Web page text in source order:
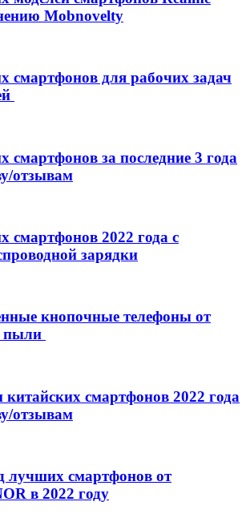
Mobnovelty
смартфонов для рабочих задач
смартфонов за последние 3 года
отзывам
смартфонов 2022 года с
зарядки
кнопочные телефоны от
пыли
смартфонов 2022 года
отзывам
лучших смартфонов от
в 2022 году